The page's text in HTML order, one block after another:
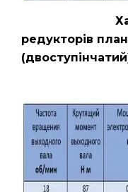
редукторів